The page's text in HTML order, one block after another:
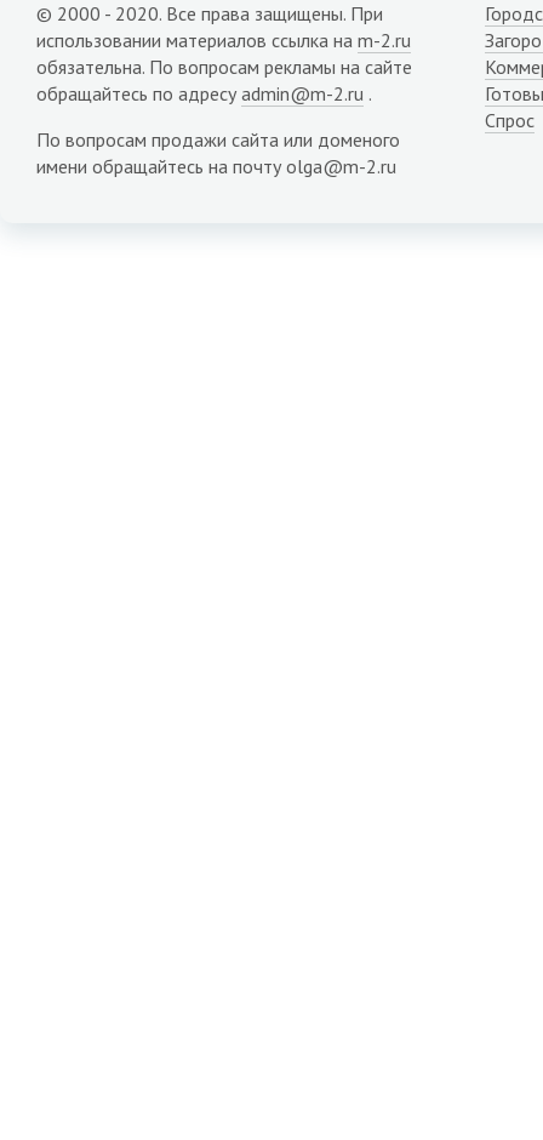
© 2000 - 2020. Все права защищены. При
использовании материалов ссылка на m-2.ru
обязательна. По вопросам рекламы на сайте
обращайтесь по адресу admin@m-2.ru .
По вопросам продажи сайта или доменого
имени обращайтесь на почту olga@m-2.ru
Спрос